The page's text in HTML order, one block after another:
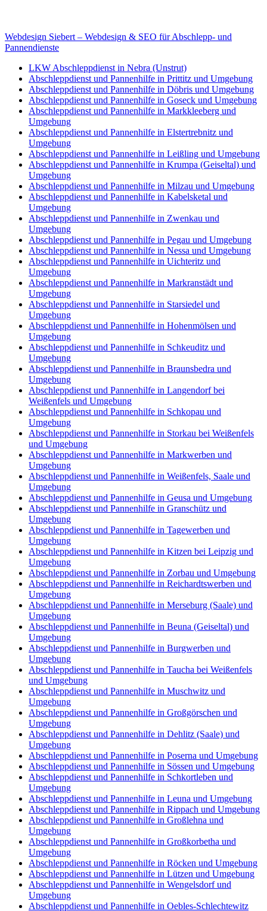
Webdesign Siebert – Webdesign & SEO für Abschlepp- und
Pannendienste
LKW Abschleppdienst in Nebra (Unstrut)
Abschleppdienst und Pannenhilfe in Prittitz und Umgebung
Abschleppdienst und Pannenhilfe in Döbris und Umgebung
Abschleppdienst und Pannenhilfe in Goseck und Umgebung
Abschleppdienst und Pannenhilfe in Markkleeberg und
Umgebung
Abschleppdienst und Pannenhilfe in Elstertrebnitz und
Umgebung
Abschleppdienst und Pannenhilfe in Leißling und Umgebung
Abschleppdienst und Pannenhilfe in Krumpa (Geiseltal) und
Umgebung
Abschleppdienst und Pannenhilfe in Milzau und Umgebung
Abschleppdienst und Pannenhilfe in Kabelsketal und
Umgebung
Abschleppdienst und Pannenhilfe in Zwenkau und
Umgebung
Abschleppdienst und Pannenhilfe in Pegau und Umgebung
Abschleppdienst und Pannenhilfe in Nessa und Umgebung
Abschleppdienst und Pannenhilfe in Uichteritz und
Umgebung
Abschleppdienst und Pannenhilfe in Markranstädt und
Umgebung
Abschleppdienst und Pannenhilfe in Starsiedel und
Umgebung
Abschleppdienst und Pannenhilfe in Hohenmölsen und
Umgebung
Abschleppdienst und Pannenhilfe in Schkeuditz und
Umgebung
Abschleppdienst und Pannenhilfe in Braunsbedra und
Umgebung
Abschleppdienst und Pannenhilfe in Langendorf bei
Weißenfels und Umgebung
Abschleppdienst und Pannenhilfe in Schkopau und
Umgebung
Abschleppdienst und Pannenhilfe in Storkau bei Weißenfels
und Umgebung
Abschleppdienst und Pannenhilfe in Markwerben und
Umgebung
Abschleppdienst und Pannenhilfe in Weißenfels, Saale und
Umgebung
Abschleppdienst und Pannenhilfe in Geusa und Umgebung
Abschleppdienst und Pannenhilfe in Granschütz und
Umgebung
Abschleppdienst und Pannenhilfe in Tagewerben und
Umgebung
Abschleppdienst und Pannenhilfe in Kitzen bei Leipzig und
Umgebung
Abschleppdienst und Pannenhilfe in Zorbau und Umgebung
Abschleppdienst und Pannenhilfe in Reichardtswerben und
Umgebung
Abschleppdienst und Pannenhilfe in Merseburg (Saale) und
Umgebung
Abschleppdienst und Pannenhilfe in Beuna (Geiseltal) und
Umgebung
Abschleppdienst und Pannenhilfe in Burgwerben und
Umgebung
Abschleppdienst und Pannenhilfe in Taucha bei Weißenfels
und Umgebung
Abschleppdienst und Pannenhilfe in Muschwitz und
Umgebung
Abschleppdienst und Pannenhilfe in Großgörschen und
Umgebung
Abschleppdienst und Pannenhilfe in Dehlitz (Saale) und
Umgebung
Abschleppdienst und Pannenhilfe in Poserna und Umgebung
Abschleppdienst und Pannenhilfe in Sössen und Umgebung
Abschleppdienst und Pannenhilfe in Schkortleben und
Umgebung
Abschleppdienst und Pannenhilfe in Leuna und Umgebung
Abschleppdienst und Pannenhilfe in Rippach und Umgebung
Abschleppdienst und Pannenhilfe in Großlehna und
Umgebung
Abschleppdienst und Pannenhilfe in Großkorbetha und
Umgebung
Abschleppdienst und Pannenhilfe in Röcken und Umgebung
Abschleppdienst und Pannenhilfe in Lützen und Umgebung
Abschleppdienst und Pannenhilfe in Wengelsdorf und
Umgebung
Abschleppdienst und Pannenhilfe in Oebles-Schlechtewitz